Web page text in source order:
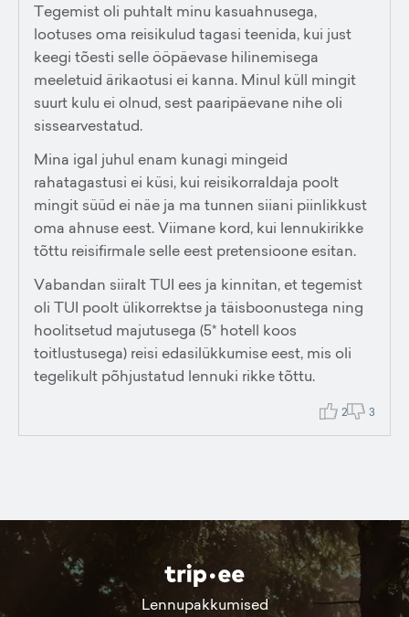
Tegemist oli puhtalt minu kasuahnusega,
lootuses oma reisikulud tagasi teenida, kui just
keegi tõesti selle ööpäevase hilinemisega
meeletuid ärikaotusi ei kanna. Minul küll mingit
suurt kulu ei olnud, sest paaripäevane nihe oli
sissearvestatud.
Mina igal juhul enam kunagi mingeid
rahatagastusi ei küsi, kui reisikorraldaja poolt
mingit süüd ei näe ja ma tunnen siiani piinlikkust
oma ahnuse eest. Viimane kord, kui lennukirikke
tõttu reisifirmale selle eest pretensioone esitan.
Vabandan siiralt TUI ees ja kinnitan, et tegemist
oli TUI poolt ülikorrektse ja täisboonustega ning
hoolitsetud majutusega (5* hotell koos
toitlustusega) reisi edasilükkumise eest, mis oli
tegelikult põhjustatud lennuki rikke tõttu.
2 3
Lennupakkumised